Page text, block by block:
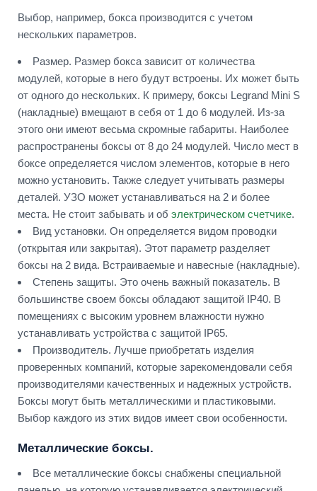
Выбор, например, бокса производится с учетом
нескольких параметров.
Размер. Размер бокса зависит от количества
модулей, которые в него будут встроены. Их может быть
от одного до нескольких. К примеру, боксы Legrand Mini S
(накладные) вмещают в себя от 1 до 6 модулей. Из-за
этого они имеют весьма скромные габариты. Наиболее
распространены боксы от 8 до 24 модулей. Число мест в
боксе определяется числом элементов, которые в него
можно установить. Также следует учитывать размеры
деталей. УЗО может устанавливаться на 2 и более
места. Не стоит забывать и об электрическом счетчике.
Вид установки. Он определяется видом проводки
(открытая или закрытая). Этот параметр разделяет
боксы на 2 вида. Встраиваемые и навесные (накладные).
Степень защиты. Это очень важный показатель. В
большинстве своем боксы обладают защитой IP40. В
помещениях с высоким уровнем влажности нужно
устанавливать устройства с защитой IP65.
Производитель. Лучше приобретать изделия
проверенных компаний, которые зарекомендовали себя
производителями качественных и надежных устройств.
Боксы могут быть металлическими и пластиковыми.
Выбор каждого из этих видов имеет свои особенности.
Металлические боксы.
Все металлические боксы снабжены специальной